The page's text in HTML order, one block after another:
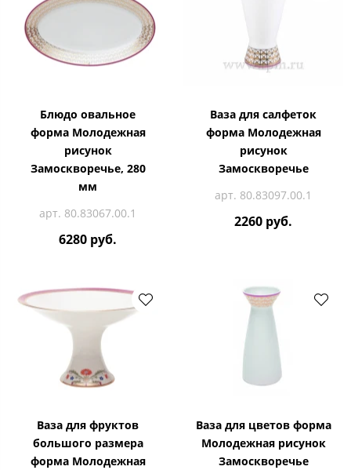
Блюдо овальное
форма Молодежная
рисунок
Замоскворечье, 280
мм
арт. 80.83067.00.1
6280 руб.
Ваза для салфеток
форма Молодежная
рисунок
Замоскворечье
арт. 80.83097.00.1
2260 руб.
Ваза для фруктов
большого размера
форма Молодежная
Ваза для цветов форма
Молодежная рисунок
Замоскворечье